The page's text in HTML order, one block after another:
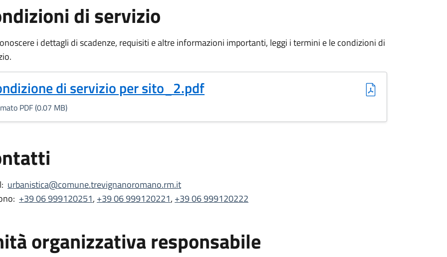
di servizio
i dettagli di scadenze, requisiti e altre informazioni importanti, leggi i termini e le condizioni di
di servizio per sito_2.pdf
PDF, 0.07 MB)
PDF (0.07 MB)
urbanistica@comune.trevignanoromano.rm.it
+39 06 999120251, +39 06 999120221, +39 06 999120222
organizzativa responsabile